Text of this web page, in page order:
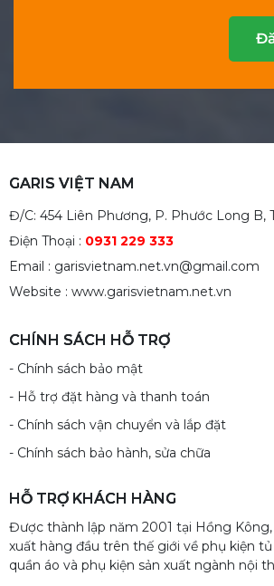
GARIS VIỆT NAM
Đ/C: 454 Liên Phương, P. Phước Long B,
Điện Thoại : 0931 229 333
Email : garisvietnam.net.vn@gmail.com
Website : www.garisvietnam.net.vn
CHÍNH SÁCH HỖ TRỢ
- Chính sách bảo mật
- Hỗ trợ đặt hàng và thanh toán
- Chính sách vận chuyển và lắp đặt
- Chính sách bảo hành, sửa chữa
HỖ TRỢ KHÁCH HÀNG
Được thành lập năm 2001 tại Hồng Kông,
xuất hàng đầu trên thế giới về phụ kiện
quần áo và phụ kiện sản xuất ngành nội